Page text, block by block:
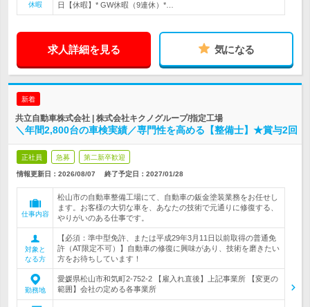
休暇
日【休暇】* GW休暇（9連休）*…
求人詳細を見る 気になる
新着
共立自動車株式会社 | 株式会社キクノグループ/指定工場
＼年間2,800台の車検実績／専門性を高める【整備士】★賞与2回
正社員 急募 第二新卒歓迎
情報更新日：2026/08/07 終了予定日： 2027/01/28
仕事内容
松山市の自動車整備工場にて、自動車の鈑金塗装業務をお任せし
ます。お客様の大切な車を、あなたの技術で元通りに修復する、
やりがいのある仕事です。
対象と
なる方
【必須：準中型免許、または平成29年3月11日以前取得の普通免
許（AT限定不可）】自動車の修復に興味があり、技術を磨きたい
方をお待ちしています！
勤務地
愛媛県松山市和気町2-752-2 【雇入れ直後】上記事業所 【変更の
範囲】会社の定める各事業所